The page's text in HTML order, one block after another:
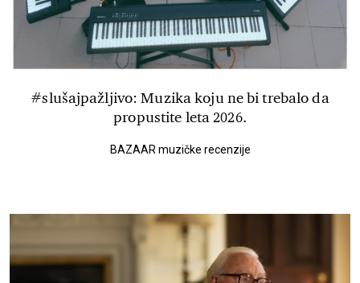
#slušajpažljivo: Muzika koju ne bi trebalo da
propustite leta 2026.
BAZAAR muzičke recenzije